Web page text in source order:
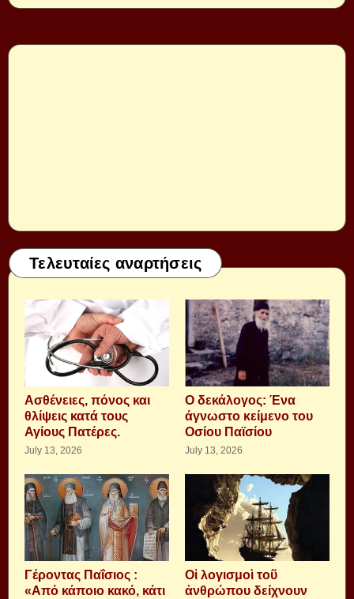
Τελευταίες αναρτήσεις
Aσθένειες, πόνος και
θλίψεις κατά τους
Αγίους Πατέρες.
July 13, 2026
Ο δεκάλογος: Ένα
άγνωστο κείμενο του
Οσίου Παϊσίου
July 13, 2026
Γέροντας Παΐσιος :
«Από κάποιο κακό, κάτι
Οἱ λογισμοὶ τοῦ
ἀνθρώπου δείχνουν